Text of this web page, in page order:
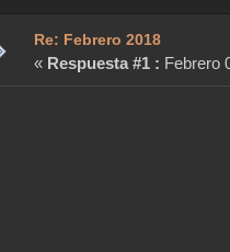
Re: Febrero 2018
« Respuesta #1 : Febrero